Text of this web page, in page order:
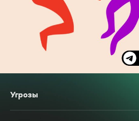
Угрозы